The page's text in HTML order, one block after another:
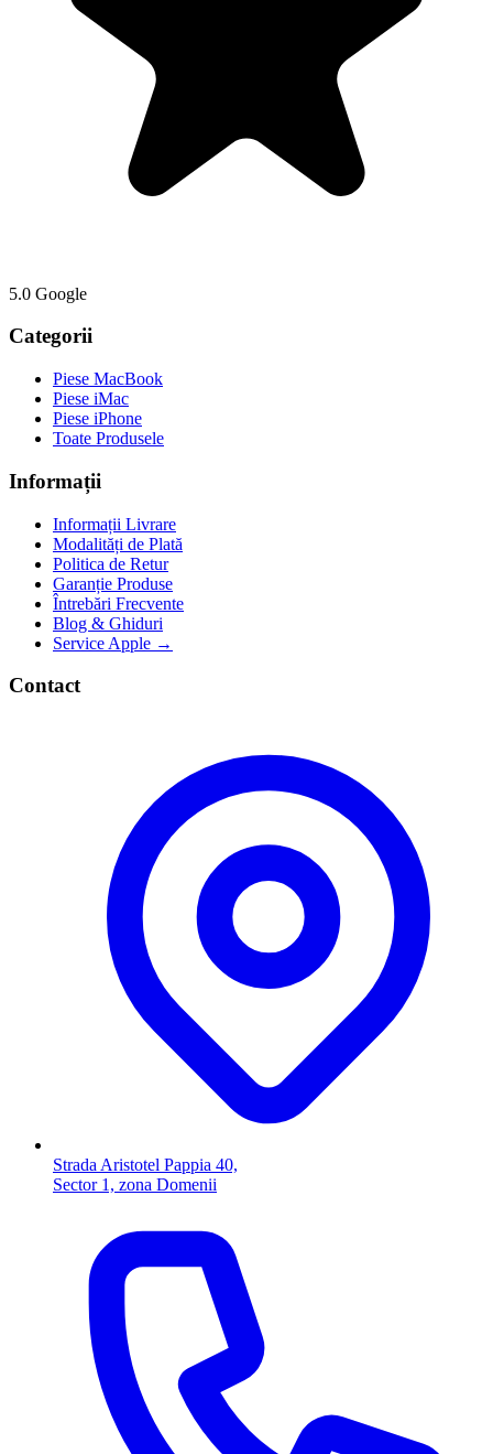
5.0 Google
Categorii
Piese MacBook
Piese iMac
Piese iPhone
Toate Produsele
Informații
Informații Livrare
Modalități de Plată
Politica de Retur
Garanție Produse
Întrebări Frecvente
Blog & Ghiduri
Service Apple →
Contact
Strada Aristotel Pappia 40,
Sector 1, zona Domenii